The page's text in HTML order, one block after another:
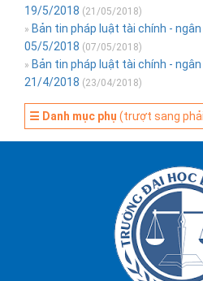
19/5/2018 (21/05/2018)
» Bản tin pháp luật tài chính -
05/5/2018 (07/05/2018)
» Bản tin pháp luật tài chính -
21/4/2018 (23/04/2018)
☰ Danh mục phụ (trượt sang